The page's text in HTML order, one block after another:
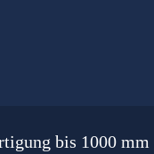
bis 1000 mm